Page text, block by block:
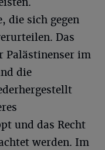
die sich gegen
Das
Palästinenser im
die
und das Recht
werden. Im